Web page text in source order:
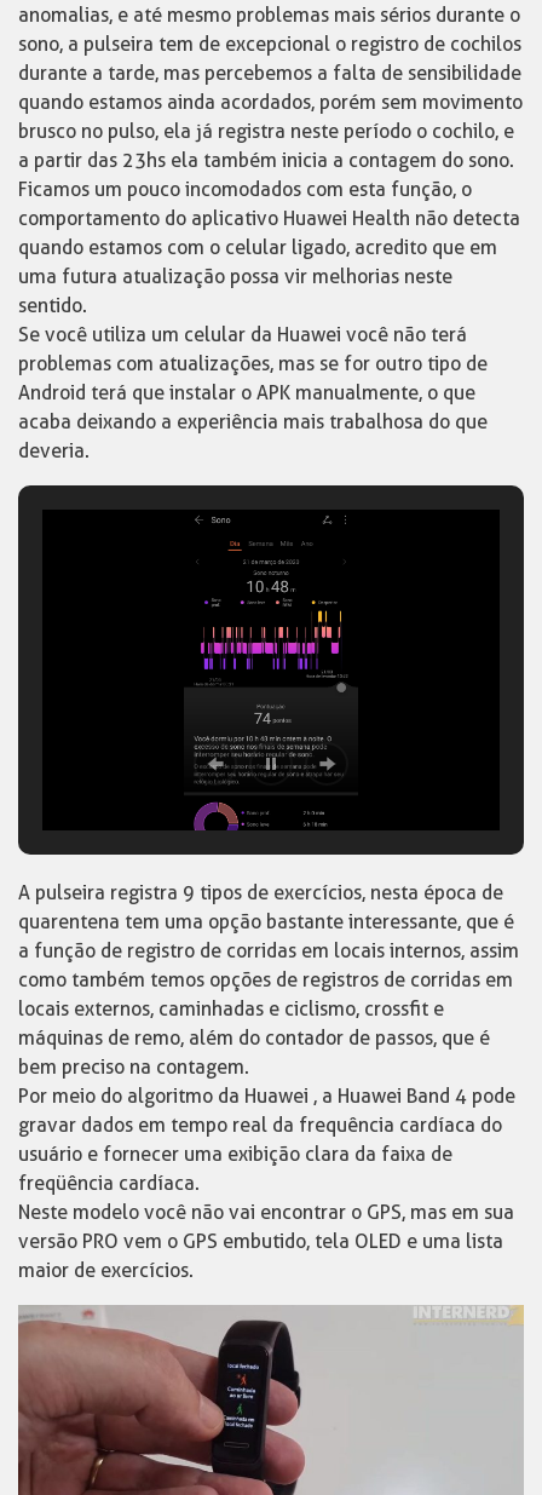
anomalias, e até mesmo problemas mais sérios durante o
sono, a pulseira tem de excepcional o registro de cochilos
durante a tarde, mas percebemos a falta de sensibilidade
quando estamos ainda acordados, porém sem movimento
brusco no pulso, ela já registra neste período o cochilo, e
a partir das 23hs ela também inicia a contagem do sono.
Ficamos um pouco incomodados com esta função, o
comportamento do aplicativo Huawei Health não detecta
quando estamos com o celular ligado, acredito que em
uma futura atualização possa vir melhorias neste
sentido.
Se você utiliza um celular da Huawei você não terá
problemas com atualizações, mas se for outro tipo de
Android terá que instalar o APK manualmente, o que
acaba deixando a experiência mais trabalhosa do que
deveria.
A pulseira registra 9 tipos de exercícios, nesta época de
quarentena tem uma opção bastante interessante, que é
a função de registro de corridas em locais internos, assim
como também temos opções de registros de corridas em
locais externos, caminhadas e ciclismo, crossfit e
máquinas de remo, além do contador de passos, que é
bem preciso na contagem.
Por meio do algoritmo da Huawei , a Huawei Band 4 pode
gravar dados em tempo real da frequência cardíaca do
usuário e fornecer uma exibição clara da faixa de
freqüência cardíaca.
Neste modelo você não vai encontrar o GPS, mas em sua
versão PRO vem o GPS embutido, tela OLED e uma lista
maior de exercícios.